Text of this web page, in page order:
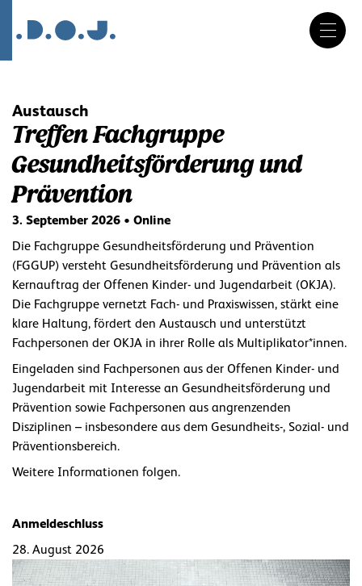
überspringen
Austausch
Treffen Fachgruppe
Gesundheitsförderung und
Prävention
3. September 2026 • Online
Die Fachgruppe Gesundheitsförderung und Prävention
(FGGUP) versteht Gesundheitsförderung und Prävention als
Kernauftrag der Offenen Kinder- und Jugendarbeit (OKJA).
Die Fachgruppe vernetzt Fach- und Praxiswissen, stärkt eine
klare Haltung, fördert den Austausch und unterstützt
Fachpersonen der OKJA in ihrer Rolle als Multiplikator*innen.
Eingeladen sind Fachpersonen aus der Offenen Kinder- und
Jugendarbeit mit Interesse an Gesundheitsförderung und
Prävention sowie Fachpersonen aus angrenzenden
Disziplinen – insbesondere aus dem Gesundheits-, Sozial- und
Präventionsbereich.
Weitere Informationen folgen.
Anmeldeschluss
28. August 2026